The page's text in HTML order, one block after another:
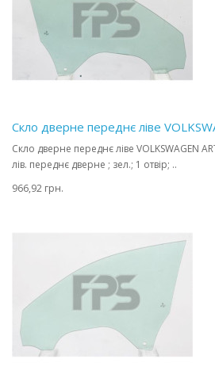
Скло дверне переднє ліве
Скло дверне переднє ліве VOLKSWAGEN
лів. переднє дверне ; зел.; 1 отвір; ..
966,92 грн.